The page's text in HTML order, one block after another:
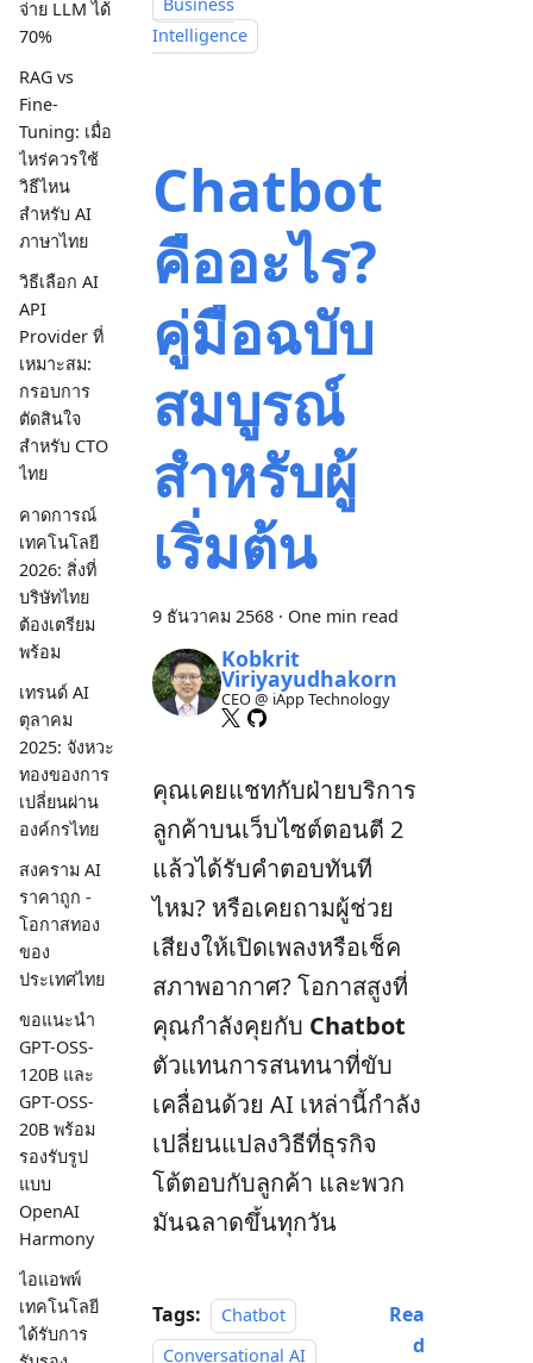
จ่าย LLM ได้
70%
RAG vs
Fine-
Tuning: เมื่อ
ไหร่ควรใช้
วิธีไหน
สำหรับ AI
ภาษาไทย
วิธีเลือก AI
API
Provider ที่
เหมาะสม:
กรอบการ
ตัดสินใจ
สำหรับ CTO
ไทย
คาดการณ์
เทคโนโลยี
2026: สิ่งที่
บริษัทไทย
ต้องเตรียม
พร้อม
เทรนด์ AI
ตุลาคม
2025: จังหวะ
ทองของการ
เปลี่ยนผ่าน
องค์กรไทย
สงคราม AI
ราคาถูก -
โอกาสทอง
ของ
ประเทศไทย
ขอแนะนำ
GPT-OSS-
120B และ
GPT-OSS-
20B พร้อม
รองรับรูป
แบบ
OpenAI
Harmony
ไอแอพพ์
เทคโนโลยี
ได้รับการ
Intelligence
Chatbot
คืออะไร?
คู่มือฉบับ
สมบูรณ์
สำหรับผู้
เริ่มต้น
9 ธันวาคม 2568 · One min read
Kobkrit
Viriyayudhakorn
CEO @ iApp Technology
คุณเคยแชทกับฝ่ายบริการ
ลูกค้าบนเว็บไซต์ตอนตี 2
แล้วได้รับคำตอบทันที
ไหม? หรือเคยถามผู้ช่วย
เสียงให้เปิดเพลงหรือเช็ค
สภาพอากาศ? โอกาสสูงที่
คุณกำลังคุยกับ Chatbot
ตัวแทนการสนทนาที่ขับ
เคลื่อนด้วย AI เหล่านี้กำลัง
เปลี่ยนแปลงวิธีที่ธุรกิจ
โต้ตอบกับลูกค้า และพวก
มันฉลาดขึ้นทุกวัน
Tags:
Chatbot
Conversational AI
Rea
d